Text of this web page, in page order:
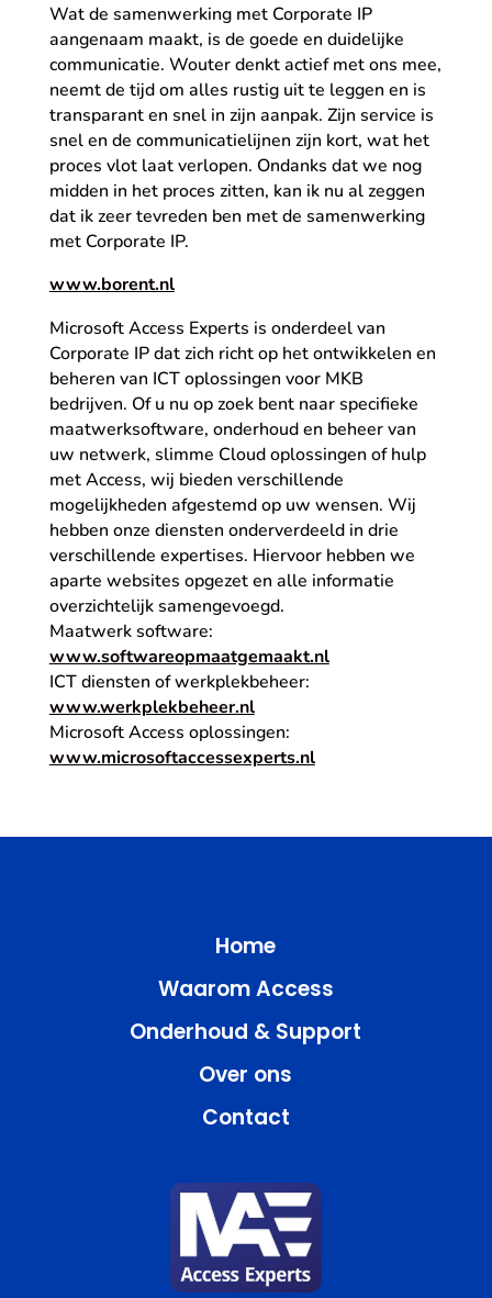
Wat de samenwerking met Corporate IP
aangenaam maakt, is de goede en duidelijke
communicatie. Wouter denkt actief met ons mee,
neemt de tijd om alles rustig uit te leggen en is
transparant en snel in zijn aanpak. Zijn service is
snel en de communicatielijnen zijn kort, wat het
proces vlot laat verlopen. Ondanks dat we nog
midden in het proces zitten, kan ik nu al zeggen
dat ik zeer tevreden ben met de samenwerking
met Corporate IP.
www.borent.nl
Microsoft Access Experts is onderdeel van
Corporate IP dat zich richt op het ontwikkelen en
beheren van ICT oplossingen voor MKB
bedrijven. Of u nu op zoek bent naar specifieke
maatwerksoftware, onderhoud en beheer van
uw netwerk, slimme Cloud oplossingen of hulp
met Access, wij bieden verschillende
mogelijkheden afgestemd op uw wensen. Wij
hebben onze diensten onderverdeeld in drie
verschillende expertises. Hiervoor hebben we
aparte websites opgezet en alle informatie
overzichtelijk samengevoegd.
Maatwerk software:
www.softwareopmaatgemaakt.nl
ICT diensten of werkplekbeheer:
www.werkplekbeheer.nl
Microsoft Access oplossingen:
www.microsoftaccessexperts.nl
Home
Waarom Access
Onderhoud & Support
Over ons
Contact